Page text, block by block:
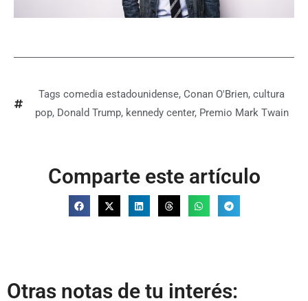
Tags comedia estadounidense, Conan O'Brien, cultura
pop, Donald Trump, kennedy center, Premio Mark Twain
Comparte este artículo
Otras notas de tu interés: